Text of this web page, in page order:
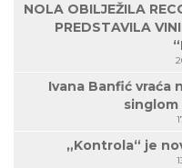
NOLA OBILJEŽILA
PREDSTAVILA
Ivana Banfić vraća
singlom
„Kontrola“ je